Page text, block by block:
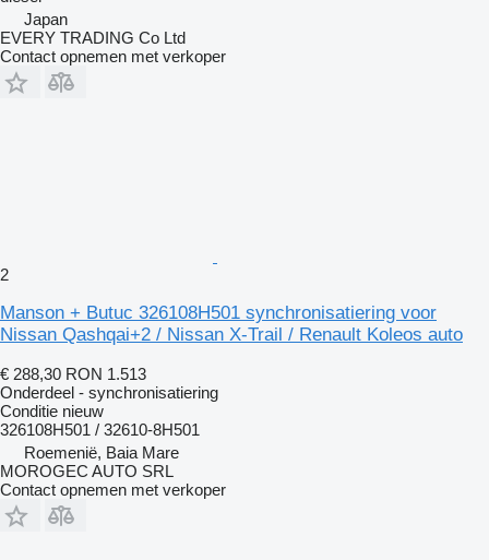
Japan
EVERY TRADING Co Ltd
Contact opnemen met verkoper
2
Manson + Butuc 326108H501 synchronisatiering voor
Nissan Qashqai+2 / Nissan X-Trail / Renault Koleos auto
€ 288,30 RON 1.513
Onderdeel - synchronisatiering
Conditie nieuw
326108H501 / 32610-8H501
Roemenië, Baia Mare
MOROGEC AUTO SRL
Contact opnemen met verkoper